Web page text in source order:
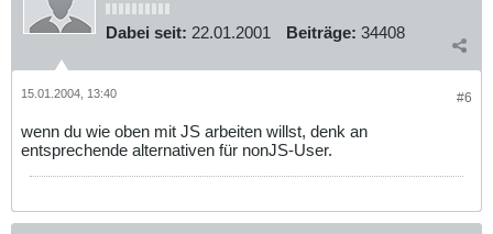
Dabei seit: 22.01.2001 Beiträge: 34408
#6
15.01.2004, 13:40
wenn du wie oben mit JS arbeiten willst, denk an
entsprechende alternativen für nonJS-User.